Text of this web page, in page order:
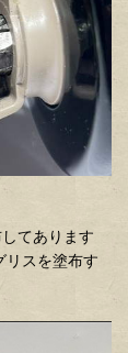
てあります
リスを塗布す